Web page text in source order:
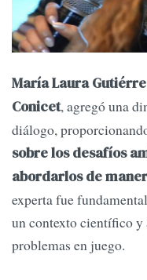
María Laura
Conicet, agregó una
diálogo,
sobre los desafíos
abordarlos de
experta fue
un contexto científico
problemas en juego.